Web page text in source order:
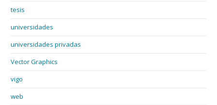
tesis
universidades
universidades privadas
Vector Graphics
vigo
web